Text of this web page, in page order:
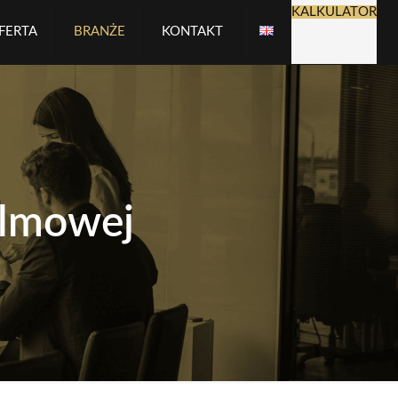
BRANŻE KONTAKT
KALKULATOR